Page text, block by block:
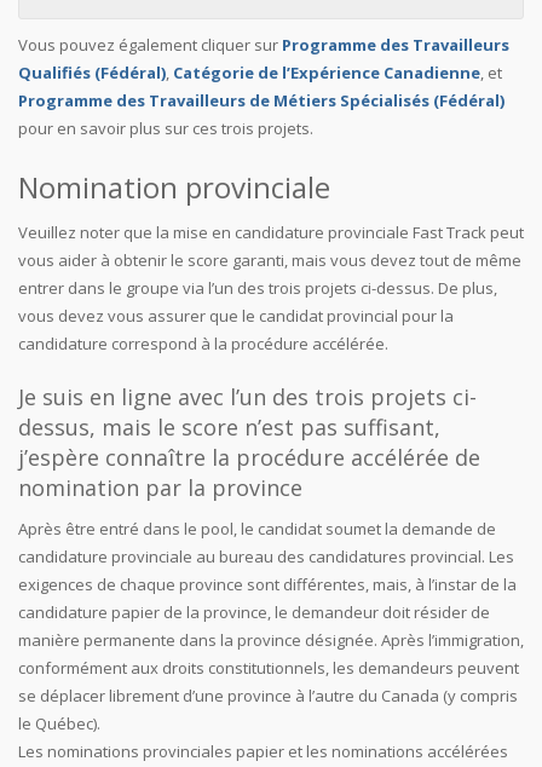
Vous pouvez également cliquer sur Programme des Travailleurs
Qualifiés (Fédéral), Catégorie de l’Expérience Canadienne, et
Programme des Travailleurs de Métiers Spécialisés (Fédéral)
pour en savoir plus sur ces trois projets.
Nomination provinciale
Veuillez noter que la mise en candidature provinciale Fast Track peut
vous aider à obtenir le score garanti, mais vous devez tout de même
entrer dans le groupe via l’un des trois projets ci-dessus. De plus,
vous devez vous assurer que le candidat provincial pour la
candidature correspond à la procédure accélérée.
Je suis en ligne avec l’un des trois projets ci-
dessus, mais le score n’est pas suffisant,
j’espère connaître la procédure accélérée de
nomination par la province
Après être entré dans le pool, le candidat soumet la demande de
candidature provinciale au bureau des candidatures provincial. Les
exigences de chaque province sont différentes, mais, à l’instar de la
candidature papier de la province, le demandeur doit résider de
manière permanente dans la province désignée. Après l’immigration,
conformément aux droits constitutionnels, les demandeurs peuvent
se déplacer librement d’une province à l’autre du Canada (y compris
le Québec).
Les nominations provinciales papier et les nominations accélérées